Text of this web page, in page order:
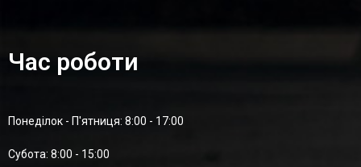
Час роботи
Понеділок - П'ятниця: 8:00 - 17:00
Суботa: 8:00 - 15:00